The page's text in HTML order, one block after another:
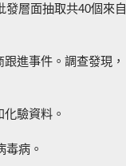
發層面抽取共40個來自
進事件。調查發現，
驗資料。
病。